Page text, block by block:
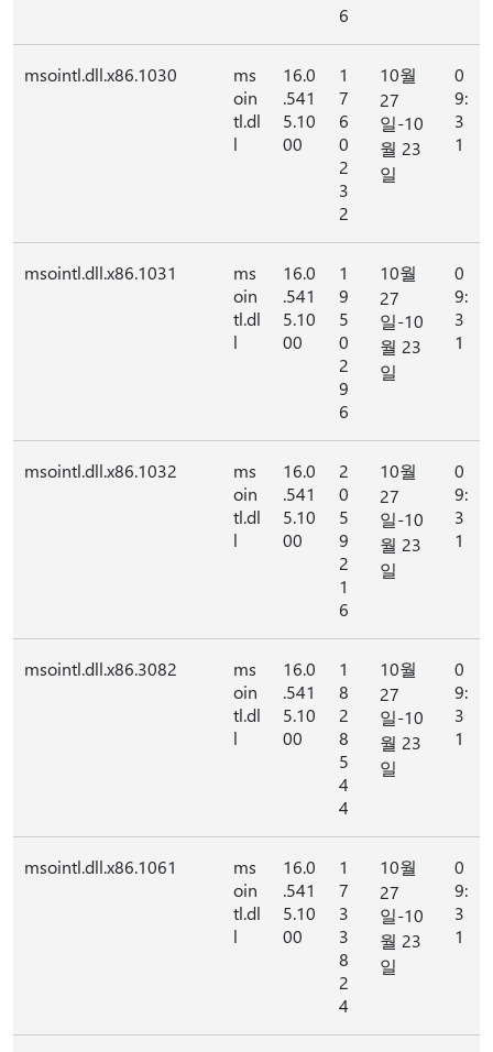
6
msointl.dll.x86.1030
ms
oin
tl.dl
l
16.0
.541
5.10
00
1
7
6
0
2
3
2
10월
27
일-10
월 23
일
0
9:
3
1
msointl.dll.x86.1031
ms
oin
tl.dl
l
16.0
.541
5.10
00
1
9
5
0
2
9
6
10월
27
일-10
월 23
일
0
9:
3
1
msointl.dll.x86.1032
ms
oin
tl.dl
l
16.0
.541
5.10
00
2
0
5
9
2
1
6
10월
27
일-10
월 23
일
0
9:
3
1
msointl.dll.x86.3082
ms
oin
tl.dl
l
16.0
.541
5.10
00
1
8
2
8
5
4
4
10월
27
일-10
월 23
일
0
9:
3
1
msointl.dll.x86.1061
ms
oin
tl.dl
l
16.0
.541
5.10
00
1
7
3
3
8
2
4
10월
27
일-10
월 23
일
0
9:
3
1